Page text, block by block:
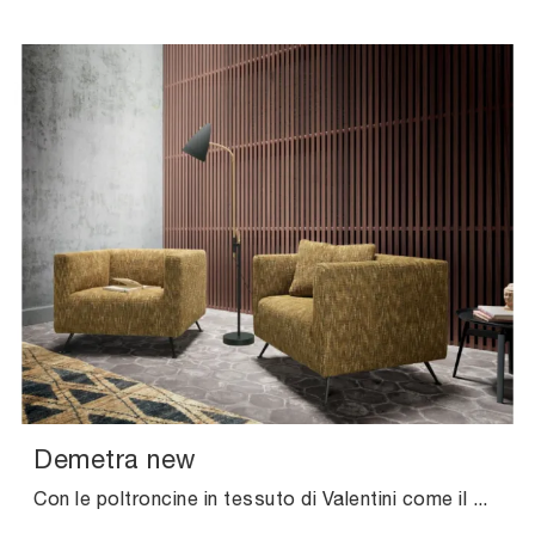
Demetra new
Con le poltroncine in tessuto di Valentini come il modello Demetra new potrai ultimare il tuo progetto d'arredo.